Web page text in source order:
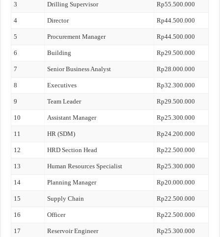
3 Drilling Supervisor Rp55.500.000
4 Director Rp44.500.000
5 Procurement Manager Rp44.500.000
6 Building Rp29.500.000
7 Senior Business Analyst Rp28.000.000
8 Executives Rp32.300.000
9 Team Leader Rp29.500.000
10 Assistant Manager Rp25.300.000
11 HR (SDM) Rp24.200.000
12 HRD Section Head Rp22.500.000
13 Human Resources Specialist Rp25.300.000
14 Planning Manager Rp20.000.000
15 Supply Chain Rp22.500.000
16 Officer Rp22.500.000
17 Reservoir Engineer Rp25.300.000